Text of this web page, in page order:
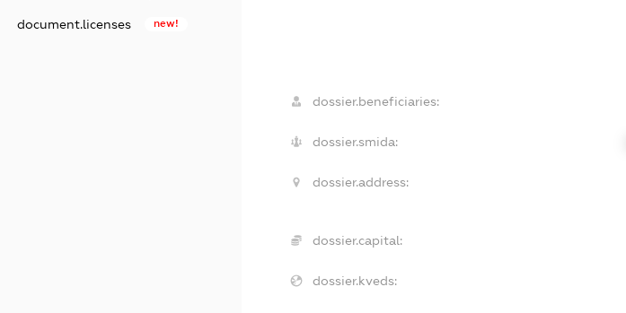
document.licenses new!
dossier.beneficiaries:
dossier.smida:
dossier.address:
dossier.capital:
dossier.kveds: